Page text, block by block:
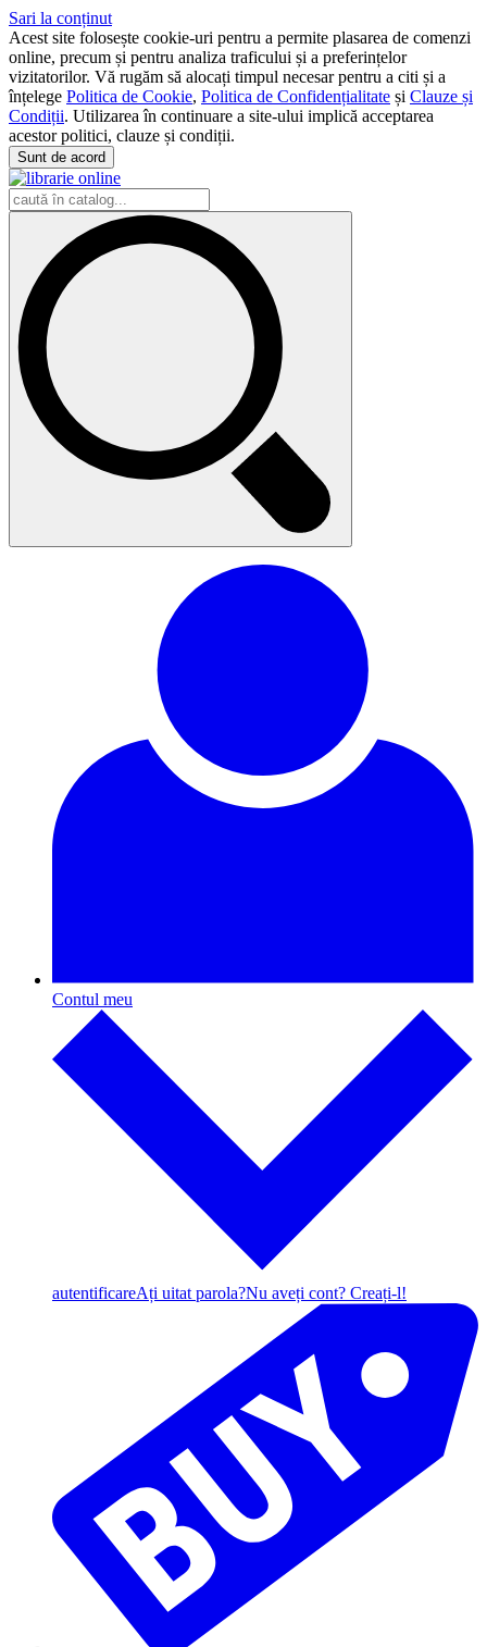
Sari la conținut
Acest site folosește cookie-uri pentru a permite plasarea de comenzi
online, precum și pentru analiza traficului și a preferințelor
vizitatorilor. Vă rugăm să alocați timpul necesar pentru a citi și a
înțelege Politica de Cookie, Politica de Confidențialitate și Clauze și
Condiții. Utilizarea în continuare a site-ului implică acceptarea
acestor politici, clauze și condiții.
Sunt de acord
Contul meu
autentificareAți uitat parola?Nu aveți cont? Creați-l!